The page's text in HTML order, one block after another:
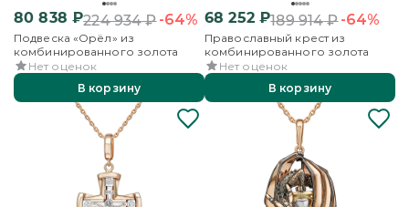
80 838 ₽224 934₽-64%
Подвеска «Орёл» из
комбинированного золота
Нет оценок
В корзину
68 252₽189 914₽-64%
Православный крест из
комбинированного золота
Нет оценок
В корзину